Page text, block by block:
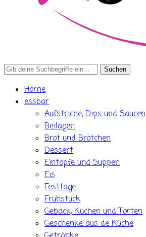
Search
Home
essbar
Aufstriche, Dips und Saucen
Beilagen
Brot und Brötchen
Dessert
Eintöpfe und Suppen
Eis
Festtage
Frühstück
Gebäck, Kuchen und Torten
Geschenke aus de Küche